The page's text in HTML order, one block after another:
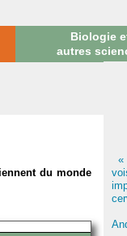
Biologie
autres
du monde
«